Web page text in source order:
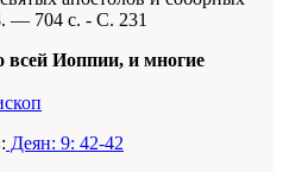
704 с. - С. 231
всей Иоппии, и многие
Деян: 9: 42-42